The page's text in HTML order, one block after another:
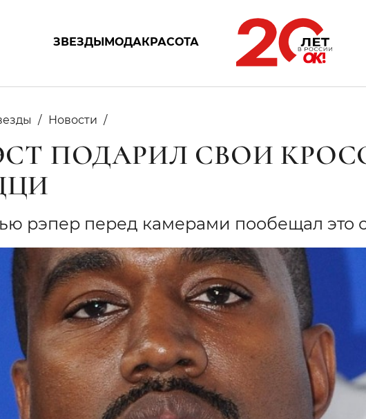
ЗВЕЗДЫМОДАКРАСОТА
Новости
ПОДАРИЛ СВОИ
рэпер перед камерами пообещал это